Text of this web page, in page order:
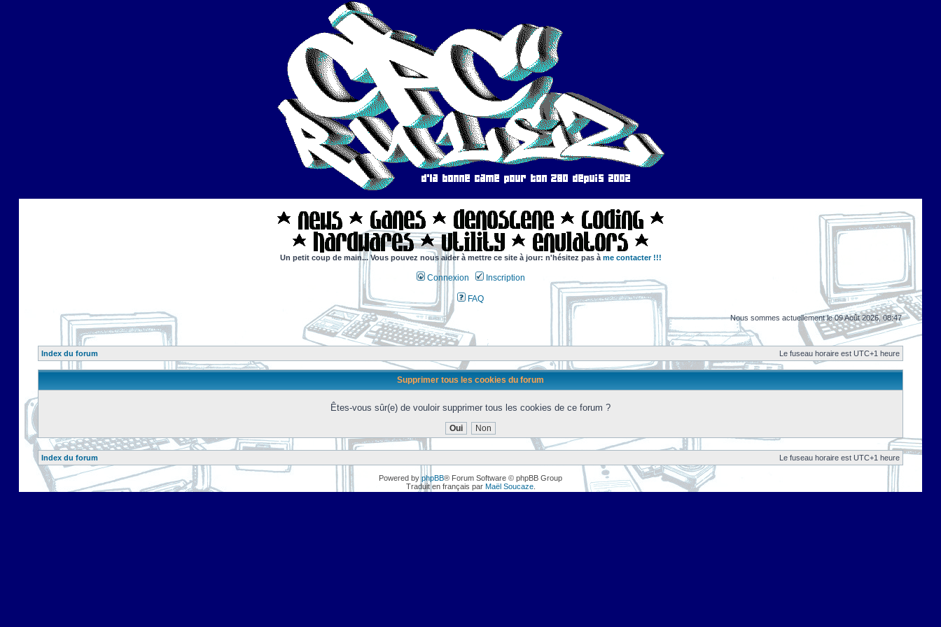
Un petit coup de main... Vous pouvez nous aider à mettre ce site à jour: n'hésitez pas à me contacter !!!
Connexion Inscription
FAQ
Nous sommes actuellement le 09 Août 2026, 08:47
Index du forum Le fuseau horaire est UTC+1 heure
Supprimer tous les cookies du forum
Êtes-vous sûr(e) de vouloir supprimer tous les cookies de ce forum ?
Index du forum Le fuseau horaire est UTC+1 heure
Powered byphpBB® Forum Software © phpBB Group
Traduit en français par Maël Soucaze.